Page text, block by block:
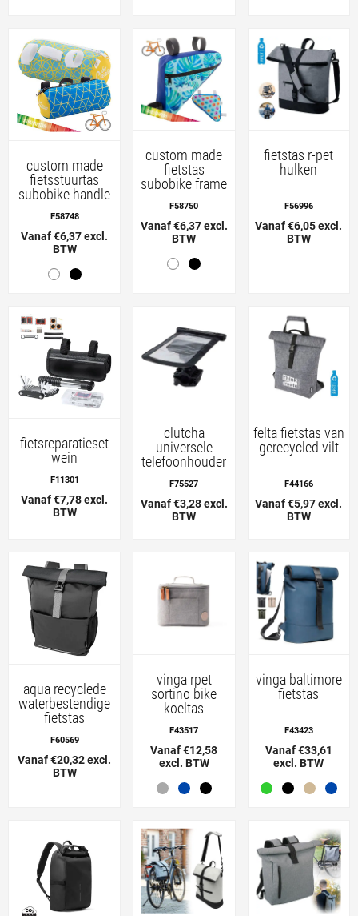
custom made
fietsstuurtas
subobike handle
F58748
Vanaf €6,37 excl.
BTW
custom made
fietstas
subobike frame
F58750
Vanaf €6,37 excl.
BTW
fietstas r-pet
hulken
F56996
Vanaf €6,05 excl.
BTW
fietsreparatieset
wein
F11301
Vanaf €7,78 excl.
BTW
clutcha
universele
telefoonhouder
F75527
Vanaf €3,28 excl.
BTW
felta fietstas van
gerecycled vilt
F44166
Vanaf €5,97 excl.
BTW
aqua recyclede
waterbestendige
fietstas
F60569
Vanaf €20,32 excl.
BTW
vinga rpet
sortino bike
koeltas
F43517
Vanaf €12,58
excl. BTW
vinga baltimore
fietstas
F43423
Vanaf €33,61
excl. BTW